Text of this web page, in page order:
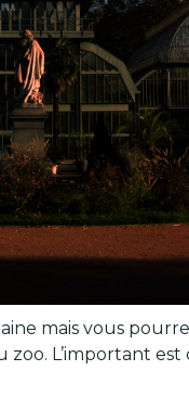
mais vous
L’important